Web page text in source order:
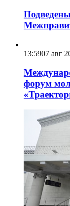
13:5907 авг
форум